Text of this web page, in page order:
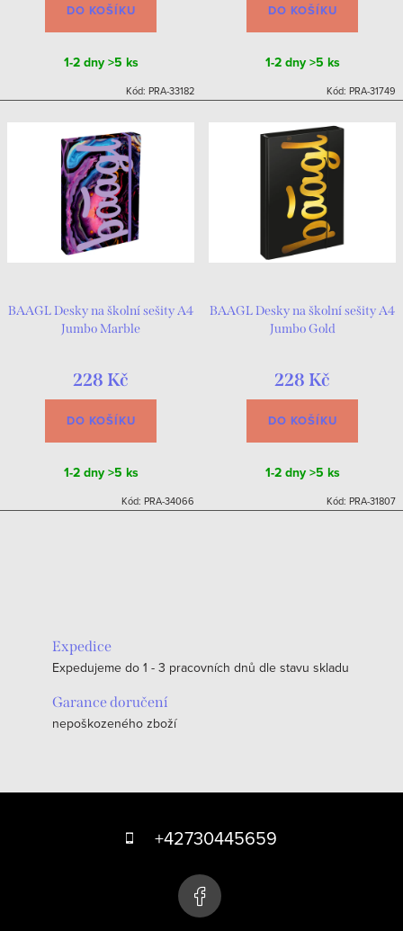
DO KOŠÍKU
1-2 dny >5 ks
Kód: PRA-33182
DO KOŠÍKU
1-2 dny >5 ks
Kód: PRA-31749
BAAGL Desky na školní sešity A4
Jumbo Marble
228 Kč
DO KOŠÍKU
1-2 dny >5 ks
Kód: PRA-34066
BAAGL Desky na školní sešity A4
Jumbo Gold
228 Kč
DO KOŠÍKU
1-2 dny >5 ks
Kód: PRA-31807
Expedice
Expedujeme do 1 - 3 pracovních dnů dle stavu skladu
Garance doručení
nepoškozeného zboží
+42730445659